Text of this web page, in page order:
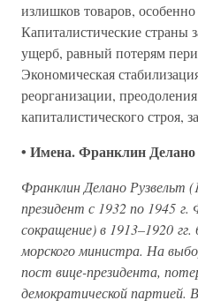
излишков товаров,
Капиталистические страны
ущерб, равный потерям
Экономическая
реорганизации,
капиталистического строя,
• Имена. Франклин Делано
Франклин Делано Рузвельт
президент с 1932 по 1945
сокращение) в 1913–1920
морского министра. На
пост вице-президента,
демократической партией.